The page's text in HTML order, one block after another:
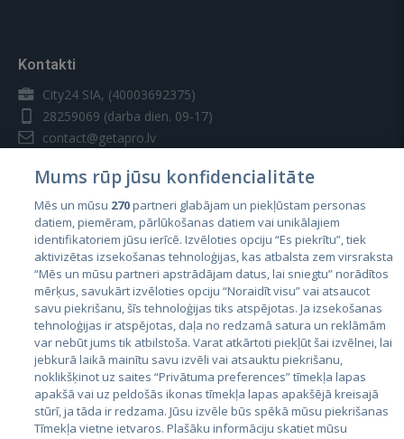
Kontakti
City24 SIA, (40003692375)
28259069 (darba dien. 09-17)
contact@getapro.lv
Valstis
Igaunija
Latvija
Lietuva
Mums rūp jūsu konfidencialitāte
Mēs un mūsu 270partneri glabājam un piekļūstam personas
datiem, piemēram, pārlūkošanas datiem vai unikālajiem
identifikatoriem jūsu ierīcē. Izvēloties opciju “Es piekrītu”, tiek
aktivizētas izsekošanas tehnoloģijas, kas atbalsta zem virsraksta
“Mēs un mūsu partneri apstrādājam datus, lai sniegtu” norādītos
mērķus, savukārt izvēloties opciju “Noraidīt visu” vai atsaucot
savu piekrišanu, šīs tehnoloģijas tiks atspējotas. Ja izsekošanas
tehnoloģijas ir atspējotas, daļa no redzamā satura un reklāmām
var nebūt jums tik atbilstoša. Varat atkārtoti piekļūt šai izvēlnei, lai
jebkurā laikā mainītu savu izvēli vai atsauktu piekrišanu,
noklikšķinot uz saites “Privātuma preferences” tīmekļa lapas
apakšā vai uz peldošās ikonas tīmekļa lapas apakšējā kreisajā
stūrī, ja tāda ir redzama. Jūsu izvēle būs spēkā mūsu piekrišanas
Tīmekļa vietne ietvaros. Plašāku informāciju skatiet mūsu